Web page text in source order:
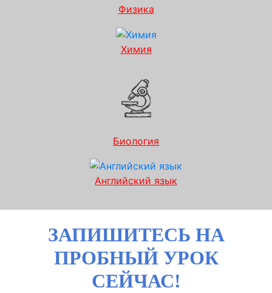
Физика
Химия
Биология
Английский язык
ЗАПИШИТЕСЬ НА
ПРОБНЫЙ УРОК
СЕЙЧАС!